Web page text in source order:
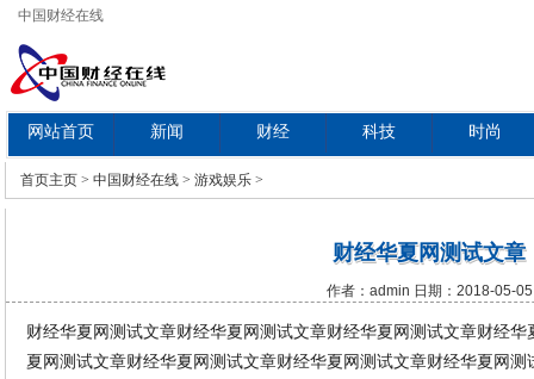
中国财经在线
网站首页 新闻 财经 科技 时尚
教育
首页主页 > 中国财经在线 > 游戏娱乐 >
财经华夏网测试文章
作者：admin 日期：2018-05-05
财经华夏网测试文章财经华夏网测试文章财经华夏网测试文章财经
夏网测试文章财经华夏网测试文章财经华夏网测试文章财经华夏网